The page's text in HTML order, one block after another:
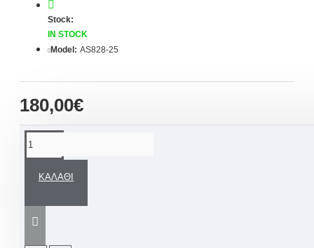
180,00€
Stock:
IN STOCK
Model: AS828-25
ΚΑΛΆΘΙ
άλφα γραμμή και σε ιβουάρ απόχρωση.